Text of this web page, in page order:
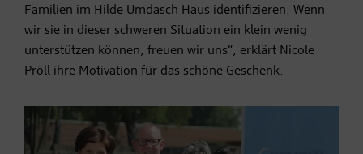
Familien im Hilde Umdasch Haus identifizieren. Wenn
wir sie in dieser schweren Situation ein klein wenig
unterstützen können, freuen wir uns“, erklärt Nicole
Pröll ihre Motivation für das schöne Geschenk.